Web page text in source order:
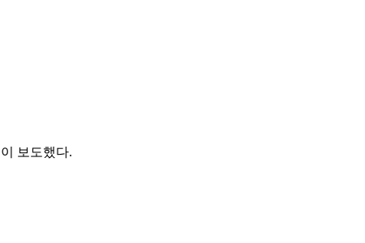
보도했다.